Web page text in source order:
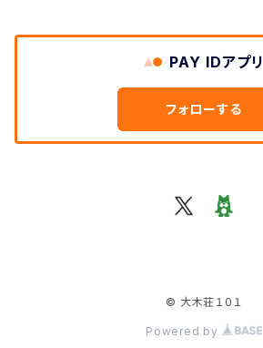
PAY IDアプリ
フォローする
© 大木荘１０１
Powered by